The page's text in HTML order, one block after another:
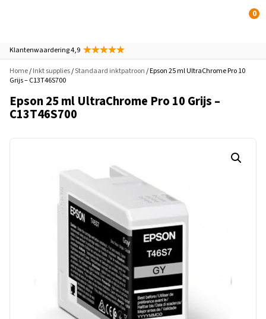
0
Klantenwaardering 4,9
Home/Inkt supplies/Standaard inktpatroon/ Epson 25 ml UltraChrome Pro 10
Grijs – C13T46S700
Epson 25 ml UltraChrome Pro 10 Grijs –
C13T46S700